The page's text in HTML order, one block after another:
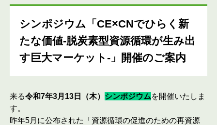
シンポジウム「CE×CNでひらく新
たな価値-脱炭素型資源循環が生み出
す巨大マーケット-」開催のご案内
来る令和7年3月13日（木） シンポジウムを開催いたしま
す。
昨年5月に公布された「資源循環の促進のための再資源